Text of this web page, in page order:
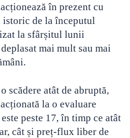
în prezent cu
de la începutul
la sfârșitul lunii
mai mult sau mai
scădere atât de abruptă,
la o evaluare
peste 17, în timp ce atât
cât și preț-flux liber de